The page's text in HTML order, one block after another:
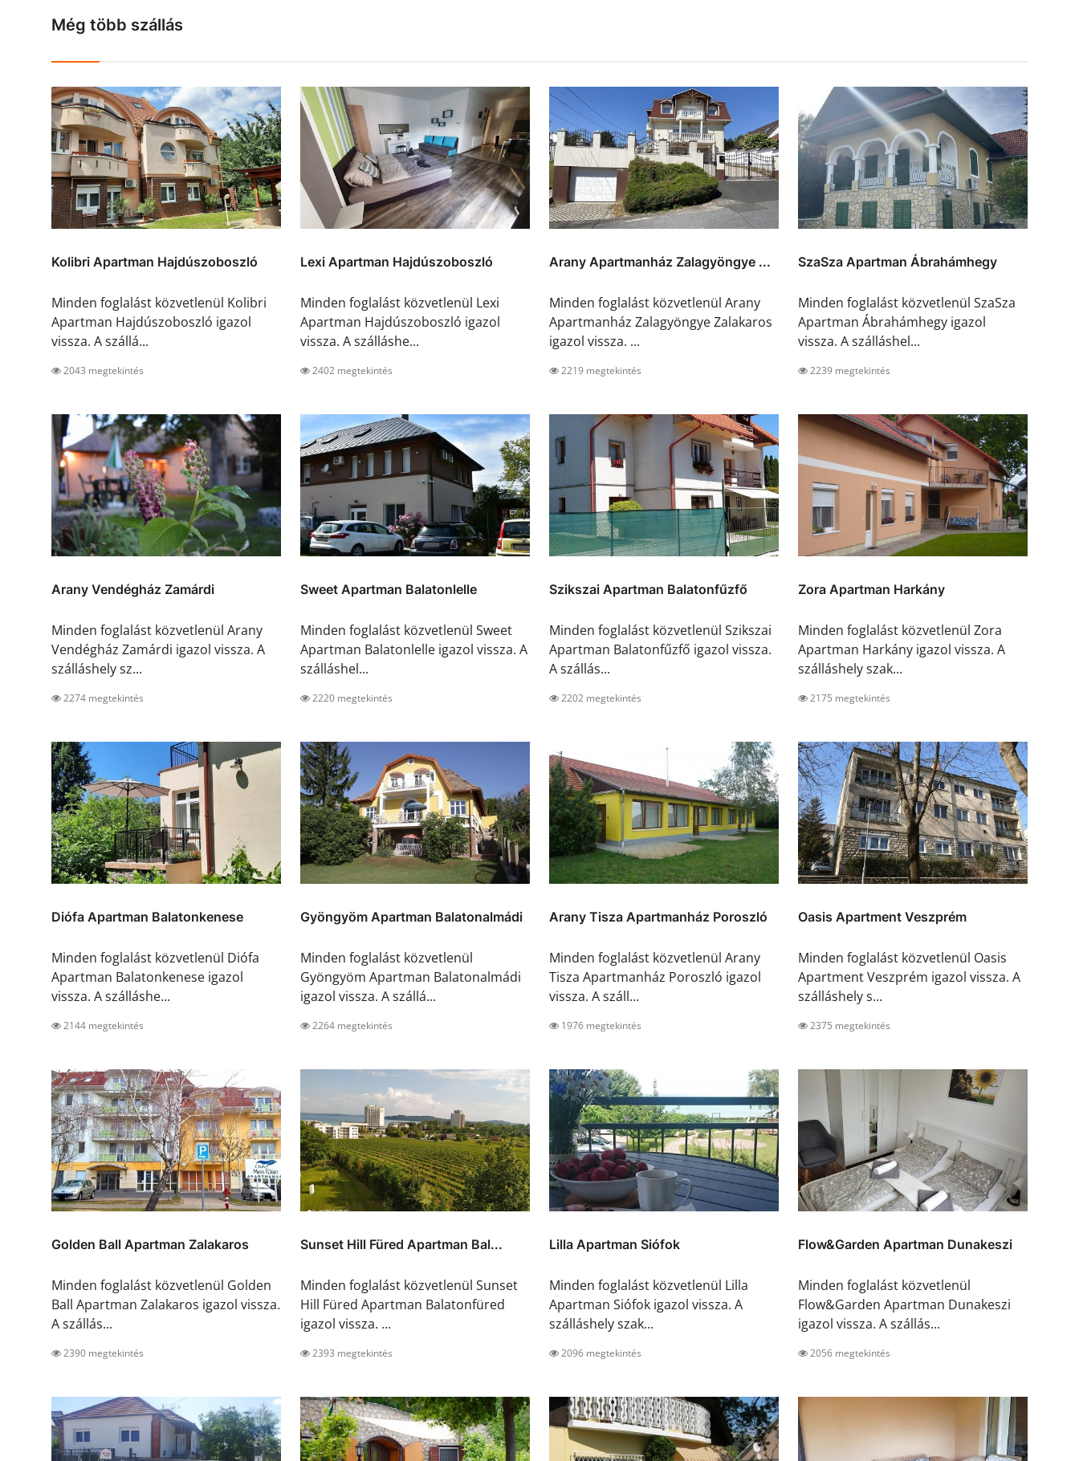
Még több szállás
Kolibri Apartman Hajdúszoboszló
Minden foglalást közvetlenül Kolibri
Apartman Hajdúszoboszló igazol
vissza. A szállá...
2043 megtekintés
Lexi Apartman Hajdúszoboszló
Minden foglalást közvetlenül Lexi
Apartman Hajdúszoboszló igazol
vissza. A szálláshe...
2402 megtekintés
Arany Apartmanház Zalagyöngye ...
Minden foglalást közvetlenül Arany
Apartmanház Zalagyöngye Zalakaros
igazol vissza. ...
2219 megtekintés
SzaSza Apartman Ábrahámhegy
Minden foglalást közvetlenül SzaSza
Apartman Ábrahámhegy igazol
vissza. A szálláshel...
2239 megtekintés
Arany Vendégház Zamárdi
Minden foglalást közvetlenül Arany
Vendégház Zamárdi igazol vissza. A
szálláshely sz...
2274 megtekintés
Sweet Apartman Balatonlelle
Minden foglalást közvetlenül Sweet
Apartman Balatonlelle igazol vissza. A
szálláshel...
2220 megtekintés
Szikszai Apartman Balatonfűzfő
Minden foglalást közvetlenül Szikszai
Apartman Balatonfűzfő igazol vissza.
A szállás...
2202 megtekintés
Zora Apartman Harkány
Minden foglalást közvetlenül Zora
Apartman Harkány igazol vissza. A
szálláshely szak...
2175 megtekintés
Diófa Apartman Balatonkenese
Minden foglalást közvetlenül Diófa
Apartman Balatonkenese igazol
vissza. A szálláshe...
2144 megtekintés
Gyöngyöm Apartman Balatonalmádi
Minden foglalást közvetlenül
Gyöngyöm Apartman Balatonalmádi
igazol vissza. A szállá...
2264 megtekintés
Arany Tisza Apartmanház Poroszló
Minden foglalást közvetlenül Arany
Tisza Apartmanház Poroszló igazol
vissza. A száll...
1976 megtekintés
Oasis Apartment Veszprém
Minden foglalást közvetlenül Oasis
Apartment Veszprém igazol vissza. A
szálláshely s...
2375 megtekintés
Golden Ball Apartman Zalakaros
Minden foglalást közvetlenül Golden
Ball Apartman Zalakaros igazol vissza.
A szállás...
2390 megtekintés
Sunset Hill Füred Apartman Bal...
Minden foglalást közvetlenül Sunset
Hill Füred Apartman Balatonfüred
igazol vissza. ...
2393 megtekintés
Lilla Apartman Siófok
Minden foglalást közvetlenül Lilla
Apartman Siófok igazol vissza. A
szálláshely szak...
2096 megtekintés
Flow&Garden Apartman Dunakeszi
Minden foglalást közvetlenül
Flow&Garden Apartman Dunakeszi
igazol vissza. A szállás...
2056 megtekintés